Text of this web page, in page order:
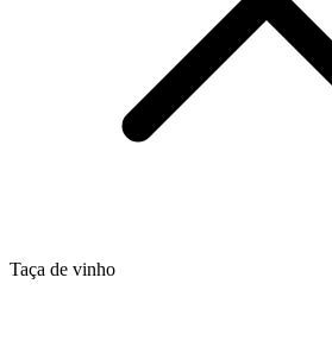
Taça de vinho